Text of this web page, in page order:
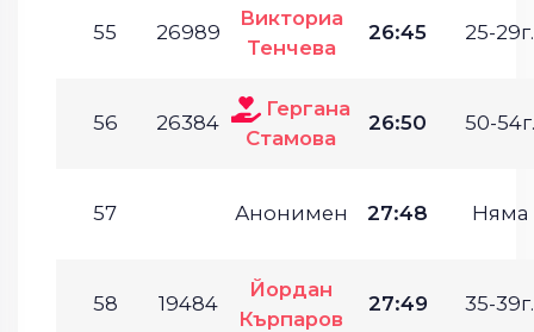
55 26989
Викториа
Тенчева
26:45 25-29г.
56 26384
Гергана
Стамова
26:50 50-54г.
57 Анонимен 27:48 Няма
58 19484
Йордан
Кърпаров
27:49 35-39г.